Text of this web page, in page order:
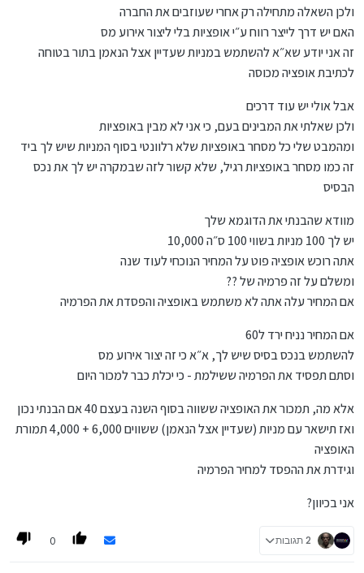
ולכן השאלה מתחילה רק אחרי שעוזבים את החברה
האם יש דרך לייצר רווח ע״י אופציות בלי ליצור אירוע מס
זה אני יודע שא״א להשתמש במניות שעדיין אצל הנאמן בתור בטוחה
לכתיבת אופציה מכוסה
אבל אולי יש עוד דרכים
ולכן שאלתי את המבינים בעם, כי אני לא מבין באופציות
ומהמבט שלי כל מסחר באופציות שלא רלוונטי בסוף המניות שיש לך ביד
זה כמו מסחר באופציות רגיל, שלא קשור לזה שבמקרה יש לך את נכס
הבסיס
מוודא שהבנתי את הדוגמא שלך
יש לך 100 מניות בשווי 100 ס״ה 10,000
אתה רוכש אופציה פוט על המחיר הנוכחי לעוד שנה
ומשלם על זה פרמיה של ??
אם המחיר עלה אתה לא משתמש באופציה והפסדת את הפרמיה
אם המחיר נניח ירד ל60
להשתמש בנכס בסיס שיש לך, א״א כי זה יצור אירוע מס
וסתם תפסיד את הפרמיה ששילמת - כי יכלת כבר למכור היום
אלא מה, תמכור את האופציה ששווה בסוף השנה בעצם 40 אם הבנתי נכון
ואז תישאר עם מניות (שעדיין אצל הנאמן) ששווים 6,000 + 4,000 תמורת
האופציה
וגידרת את ההפסד למחיר הפרמיה
אני בכיוון?
2 תגובות 0